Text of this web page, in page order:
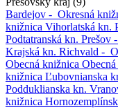
Bardejov - Okresná
knižnica Vihorlatská kn.
Podtatranská kn. Prešov -
Krajská kn. Richvald -
Obecná knižnica
knižnica Ľubovnianska
Podduklianska kn.
knižnica